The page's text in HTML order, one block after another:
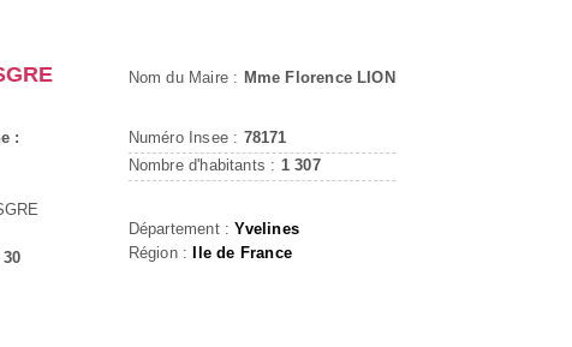
:
Nom du Maire : Mme Florence LION
Numéro Insee : 78171
Nombre d'habitants : 1 307
Département :Yvelines
Région :
Ile de France